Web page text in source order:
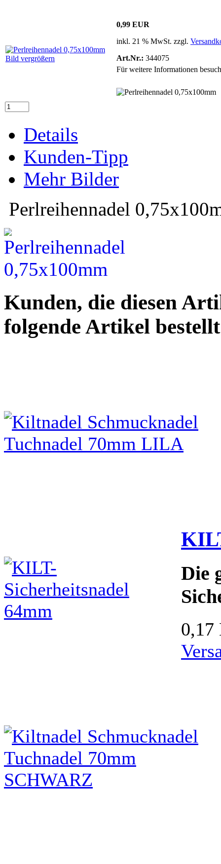
Bild vergrößern
0,99 EUR
inkl. 21 % MwSt. zzgl.
Art.Nr.: 344075
Für weitere Informationen
Details
Kunden-Tipp
Mehr Bilder
Perlreihennadel
Kunden, die diesen
folgende Artikel
Die
0,17